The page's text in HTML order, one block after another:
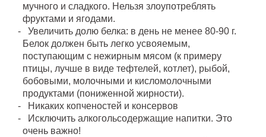
мучного и сладкого. Нельзя злоупотреблять
фруктами и ягодами.
Увеличить долю белка: в день не менее 80-90 г.
Белок должен быть легко усвояемым,
поступающим с нежирным мясом (к примеру
птицы, лучше в виде тефтелей, котлет), рыбой,
бобовыми, молочными и кисломолочными
продуктами (пониженной жирности).
Никаких копченостей и консервов
Исключить алкогольсодержащие напитки. Это
очень важно!